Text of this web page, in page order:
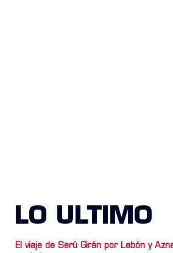
LO ULTIMO
El viaje de Serú Girán por Lebón y